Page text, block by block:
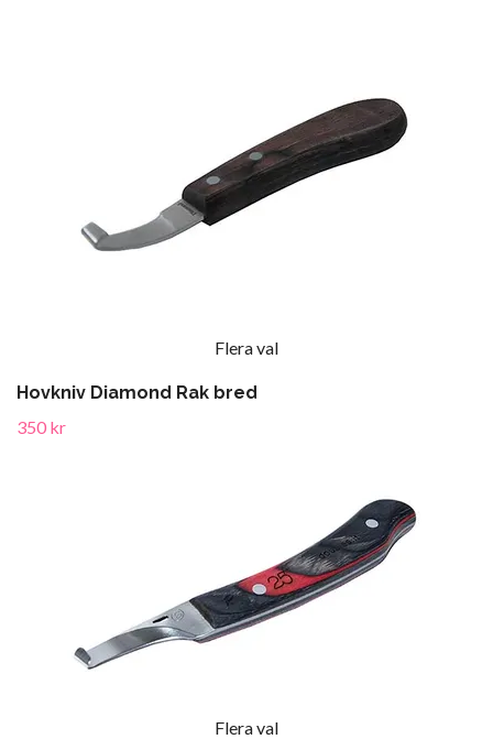
Flera val
Hovkniv Diamond Rak bred
350 kr
Flera val